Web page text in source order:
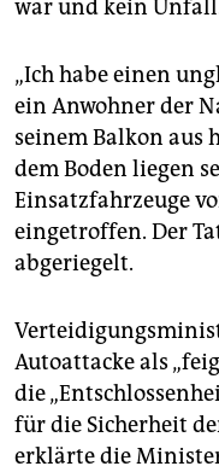
war und kein
„Ich habe einen
ein Anwohner der
seinem Balkon aus
dem Boden liegen
Einsatzfahrzeuge
eingetroffen. Der
abgeriegelt.
Autoattacke als
die
für die Sicherheit
erklärte die